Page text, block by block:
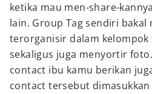
ketika mau men-share-
lain. Group Tag sendiri
terorganisir dalam
sekaligus juga menyortir
contact ibu kamu berikan
contact tersebut